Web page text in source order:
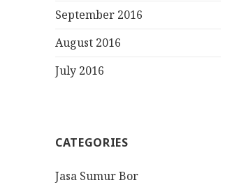
September 2016
August 2016
July 2016
CATEGORIES
Jasa Sumur Bor